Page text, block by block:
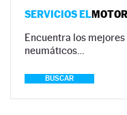
SERVICIOS ELMOTOR
Encuentra los
neumáticos…
BUSCAR